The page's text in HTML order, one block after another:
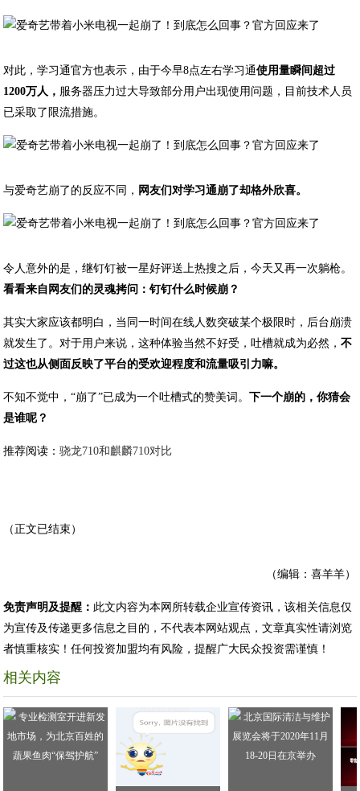
​对此，学习通官方也表示，由于今早8点左右学习通使用量瞬间超过
1200万人， 服务器压力过大导致部分用户出现使用问题，目前技术人员
已采取了限流措施。
​与爱奇艺崩了的反应不同， 网友们对学习通崩了却格外欣喜。
​令人意外的是，继钉钉被一星好评送上热搜之后，今天又再一次躺枪。
看看来自网友们的灵魂拷问：钉钉什么时候崩？
其实大家应该都明白，当同一时间在线人数突破某个极限时，后台崩溃
就发生了。对于用户来说，这种体验当然不好受，吐槽就成为必然，不
过这也从侧面反映了平台的受欢迎程度和流量吸引力嘛。
不知不觉中，“崩了”已成为一个吐槽式的赞美词。下一个崩的，你猜会
是谁呢？
推荐阅读：骁龙710和麒麟710对比
（正文已结束）
（编辑：喜羊羊）
免责声明及提醒： 此文内容为本网所转载企业宣传资讯，该相关信息仅
为宣传及传递更多信息之目的，不代表本网站观点，文章真实性请浏览
者慎重核实！任何投资加盟均有风险，提醒广大民众投资需谨慎！
相关内容